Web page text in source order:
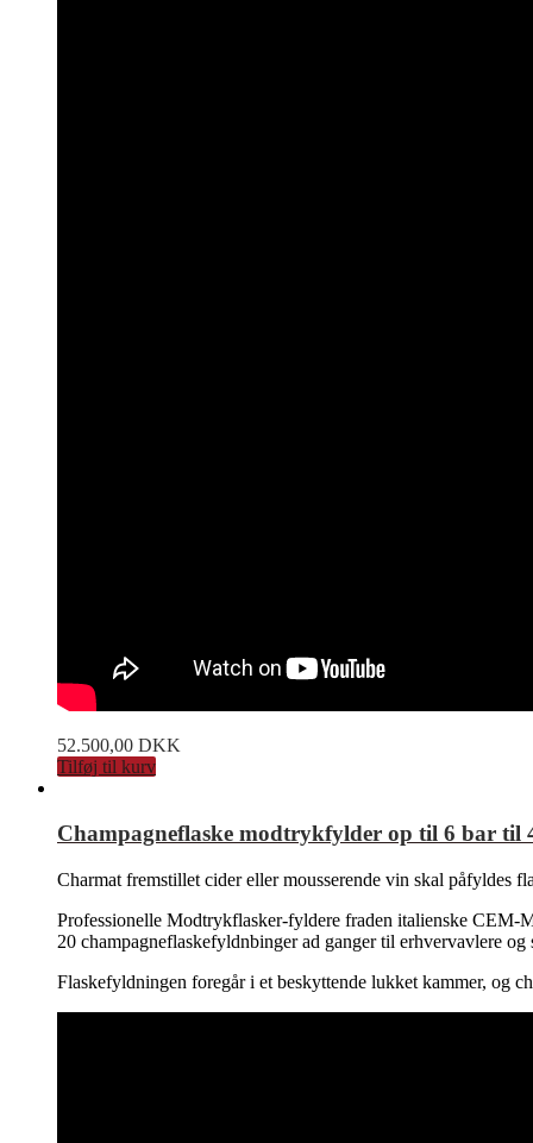
52.500,00 DKK
Tilføj til kurv
Champagneflaske modtrykfylder op til 6 bar til
Charmat fremstillet cider eller mousserende vin skal påfyldes
Professionelle Modtrykflasker-fyldere fraden italienske
20 champagneflaskefyldnbinger ad ganger til erhvervavlere
Flaskefyldningen foregår i et beskyttende lukket kammer, og